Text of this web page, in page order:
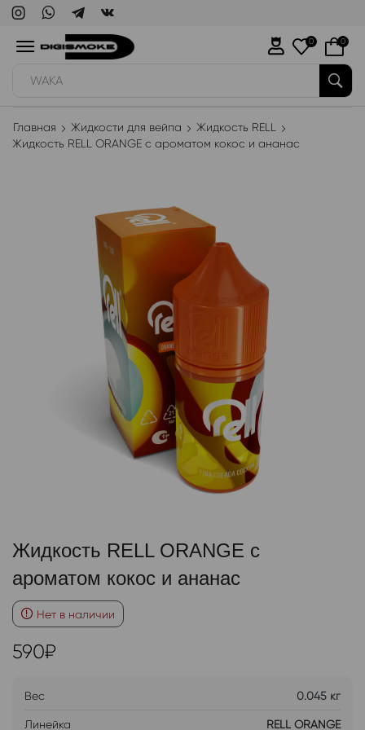
WAKA
0 0
Главная Жидкости для вейпа
Жидкость RELL
Жидкость RELL ORANGE с ароматом кокос и ананас
Жидкость RELL ORANGE с
ароматом кокос и ананас
Нет в наличии
590₽
Вес 0.045 кг
Линейка RELL ORANGE